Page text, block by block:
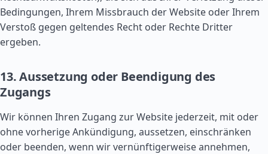
Bedingungen, Ihrem Missbrauch der Website oder Ihrem
Verstoß gegen geltendes Recht oder Rechte Dritter
ergeben.
13. Aussetzung oder Beendigung des
Zugangs
Wir können Ihren Zugang zur Website jederzeit, mit oder
ohne vorherige Ankündigung, aussetzen, einschränken
oder beenden, wenn wir vernünftigerweise annehmen,